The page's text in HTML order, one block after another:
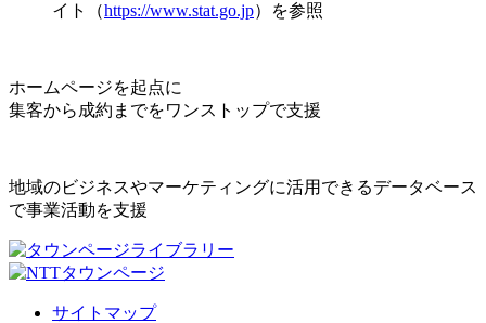
イト（https://www.stat.go.jp）を参照
ホームページを起点に
集客から成約までをワンストップで支援
地域のビジネスやマーケティングに活用できるデータベース
で事業活動を支援
サイトマップ